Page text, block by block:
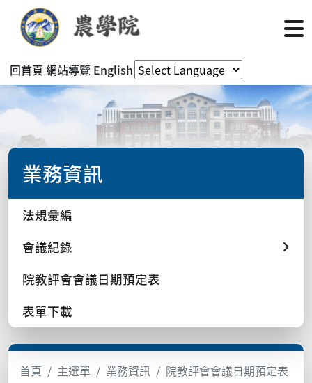
回首頁 網站導覽 English
業務資訊
法規彙編
會議紀錄
院教評會會議日期預定表
表單下載
首頁 主選單 業務資訊 院教評會會議日期預定表